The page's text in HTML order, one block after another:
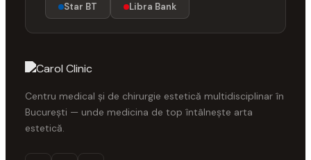
Star BT Libra Bank
Centru medical și de chirurgie estetică multidisciplinar în
București — unde medicina de top întâlnește arta
estetică.